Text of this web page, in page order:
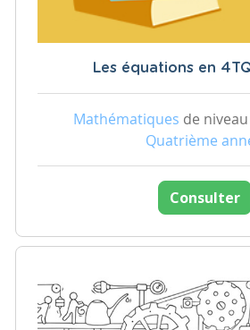
Les équations en
Mathématiques de niveau
Quatrième
Consulter